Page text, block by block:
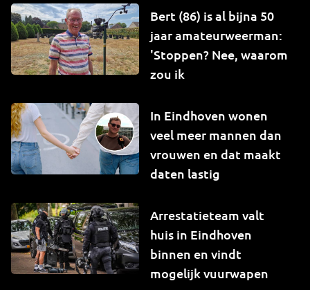
Bert (86) is al bijna 50
jaar amateurweerman:
'Stoppen? Nee, waarom
zou ik
In Eindhoven wonen
veel meer mannen dan
vrouwen en dat maakt
daten lastig
Arrestatieteam valt
huis in Eindhoven
binnen en vindt
mogelijk vuurwapen